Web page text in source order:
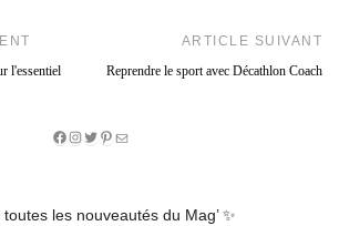
l'essentiel
ARTICLE SUIVANT
Reprendre le sport avec Décathlon Coach
Facebook
Instagram
Twitter
Pinterest
E-
les nouveautés du Mag’ ✨